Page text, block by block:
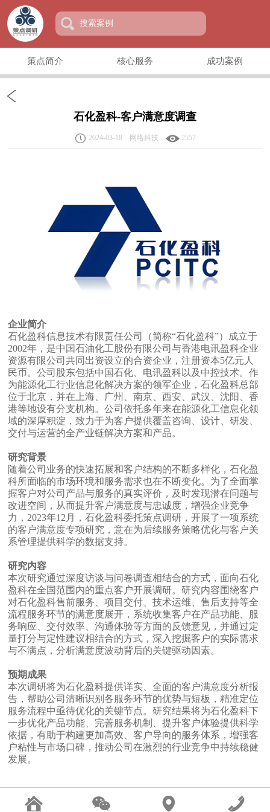
策点简介 核心服务 成功案例
石化盈科-客户满意度调查
2024-03-18 网络科技 2557
企业简介
石化盈科信息技术有限责任公司（简称“石化盈科”）成立于
2002年，是中国石油化工股份有限公司与香港电讯盈科企业
资源有限公司共同出资设立的合资企业，注册资本5亿元人
民币。公司股东包括中国石化、电讯盈科以及中控技术。作
为能源化工行业信息化解决方案的领军企业，石化盈科总部
位于北京，并在上海、广州、南京、西安、武汉、沈阳、香
港等地设有分支机构。公司依托多年来在能源化工信息化领
域的深厚积淀，致力于为客户提供覆盖咨询、设计、研发、
交付与运营的全产业链解决方案和产品。
研究背景
随着公司业务的快速拓展和客户结构的不断多样化，石化盈
科所面临的市场环境和服务需求也在不断变化。为了全面掌
握客户对公司产品与服务的真实评价，及时发现潜在问题与
改进空间，从而提升客户满意度与忠诚度，增强企业竞争
力，2023年12月，石化盈科委托策点调研，开展了一项系统
的客户满意度专项研究，意在为后续服务策略优化与客户关
系管理提供科学的数据支持。
研究内容
本次研究通过深度访谈与问卷调查相结合的方式，面向石化
盈科在全国范围内的重点客户开展调研。研究内容围绕客户
对石化盈科售前服务、项目交付、技术运维、售后支持等全
流程服务环节的满意度展开，系统收集客户在产品功能、服
务响应、交付效率、沟通体验等方面的反馈意见，并通过定
量打分与定性建议相结合的方式，深入挖掘客户的实际需求
与不满点，分析满意度波动背后的关键驱动因素。
预期成果
本次调研将为石化盈科提供详实、全面的客户满意度分析报
告，帮助公司清晰识别各服务环节的优势与短板，精准定位
服务流程中亟待优化的关键节点。研究结果将为石化盈科下
一步优化产品功能、完善服务机制、提升客户体验提供科学
依据，有助于构建更加高效、客户导向的服务体系，增强客
户粘性与市场口碑，推动公司在激烈的行业竞争中持续稳健
发展。